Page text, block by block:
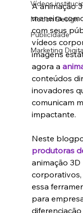
Vídeos
Motion Design
Publicidade
Marketing
A animação
maneira
com seus
vídeos
imagens
agora a
conteúdos
inovadores
comunicam
impactante.
Neste
produtoras
animação
corporativos,
essa
para